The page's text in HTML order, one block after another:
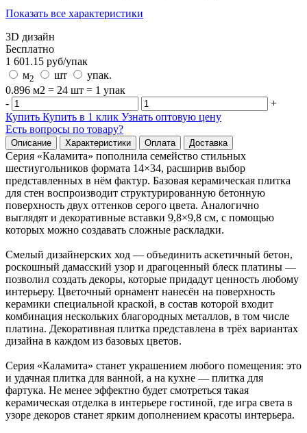
Показать все характеристики
3D дизайн
Бесплатно
1 601.15 руб/упак
м2 шт
упак.
0.896 м2 = 24 шт = 1 упак
-
+
Купить Купить в 1 клик Узнать оптовую цену
Есть вопросы по товару?
Описание Характеристики Оплата Доставка
Серия «Каламита» пополнила семейство стильных
шестиугольников формата 14×34, расширив выбор
представленных в нём фактур. Базовая керамическая плитка
для стен воспроизводит структурированную бетонную
поверхность двух оттенков серого цвета. Аналогично
выглядят и декоративные вставки 9,8×9,8 см, с помощью
которых можно создавать сложные раскладки.
Смелый дизайнерских ход — объединить аскетичный бетон,
роскошный дамасский узор и драгоценный блеск платины —
позволил создать декоры, которые придадут ценность любому
интерьеру. Цветочный орнамент нанесён на поверхность
керамики специальной краской, в состав которой входит
комбинация нескольких благородных металлов, в том числе
платина. Декоративная плитка представлена в трёх вариантах
дизайна в каждом из базовых цветов.
Серия «Каламита» станет украшением любого помещения: это
и удачная плитка для ванной, а на кухне — плитка для
фартука. Не менее эффектно будет смотреться такая
керамическая отделка в интерьере гостиной, где игра света в
узоре декоров станет ярким дополнением красоты интерьера.